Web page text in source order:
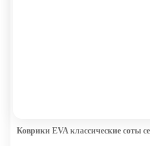
Коврики EVA классические соты